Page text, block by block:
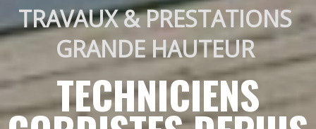
TRAVAUX & PRESTATIONS
GRANDE HAUTEUR
TECHNICIENS